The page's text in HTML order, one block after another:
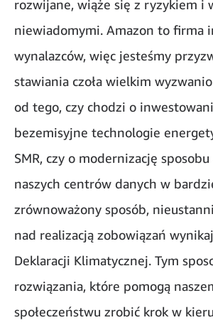
rozwijane, wiąże się z ryzykiem i
niewiadomymi. Amazon to firma
wynalazców, więc jesteśmy
stawiania czoła wielkim
od tego, czy chodzi o
bezemisyjne technologie
SMR, czy o modernizację
naszych centrów danych w
zrównoważony sposób,
nad realizacją zobowiązań
Deklaracji Klimatycznej. Tym
rozwiązania, które pomogą
społeczeństwu zrobić krok w